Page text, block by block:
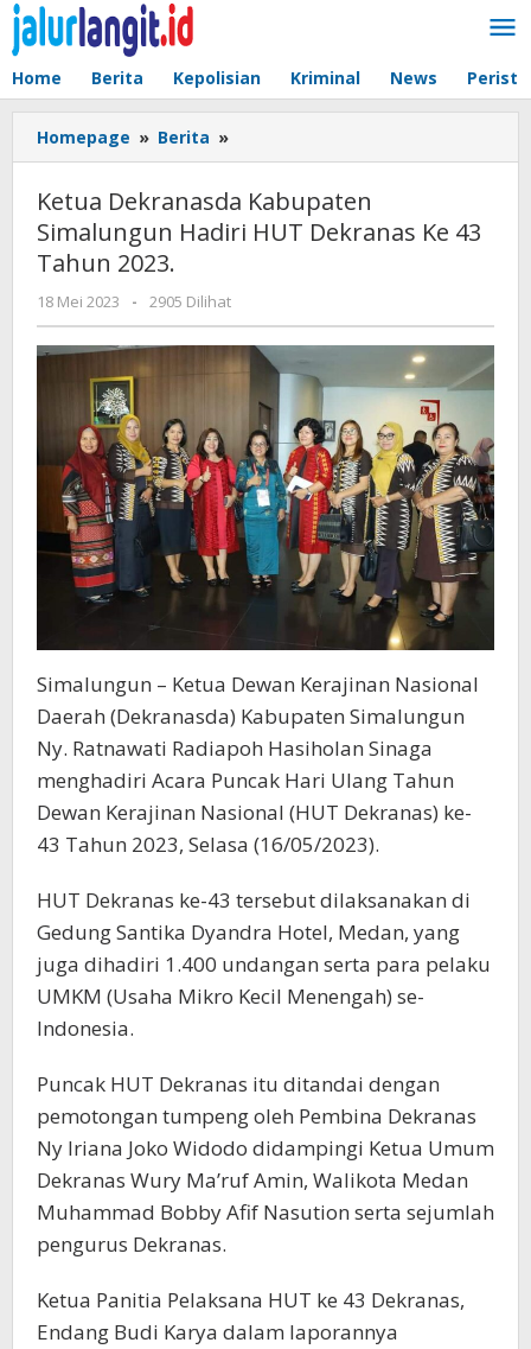
Lewati
konten
Home Berita Kepolisian Kriminal News
Homepage » Berita »
Dekranasda
Simalungun
Hadiri
43
Tahun
Ketua Dekranasda Kabupaten
Simalungun Hadiri HUT Dekranas Ke 43
Tahun 2023.
18 Mei 2023
oleh
admin
- 2905 Dilihat
Simalungun – Ketua Dewan Kerajinan Nasional
Daerah (Dekranasda) Kabupaten Simalungun
Ny. Ratnawati Radiapoh Hasiholan Sinaga
menghadiri Acara Puncak Hari Ulang Tahun
Dewan Kerajinan Nasional (HUT Dekranas) ke-
43 Tahun 2023, Selasa (16/05/2023).
HUT Dekranas ke-43 tersebut dilaksanakan di
Gedung Santika Dyandra Hotel, Medan, yang
juga dihadiri 1.400 undangan serta para pelaku
UMKM (Usaha Mikro Kecil Menengah) se-
Indonesia.
Puncak HUT Dekranas itu ditandai dengan
pemotongan tumpeng oleh Pembina Dekranas
Ny Iriana Joko Widodo didampingi Ketua Umum
Dekranas Wury Ma’ruf Amin, Walikota Medan
Muhammad Bobby Afif Nasution serta sejumlah
pengurus Dekranas.
Ketua Panitia Pelaksana HUT ke 43 Dekranas,
Endang Budi Karya dalam laporannya